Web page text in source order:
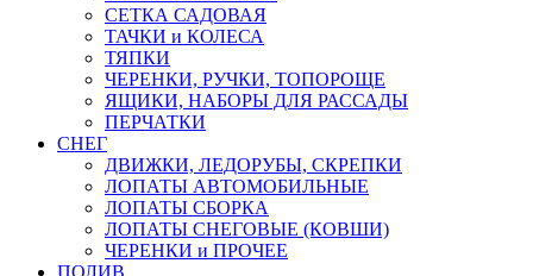
СЕТКА САДОВАЯ
ТАЧКИ и КОЛЕСА
ТЯПКИ
ЧЕРЕНКИ, РУЧКИ, ТОПОРОЩЕ
ЯЩИКИ, НАБОРЫ ДЛЯ РАССАДЫ
ПЕРЧАТКИ
СНЕГ
ДВИЖКИ, ЛЕДОРУБЫ, СКРЕПКИ
ЛОПАТЫ АВТОМОБИЛЬНЫЕ
ЛОПАТЫ СБОРКА
ЛОПАТЫ СНЕГОВЫЕ (КОВШИ)
ЧЕРЕНКИ и ПРОЧЕЕ
ПОЛИВ